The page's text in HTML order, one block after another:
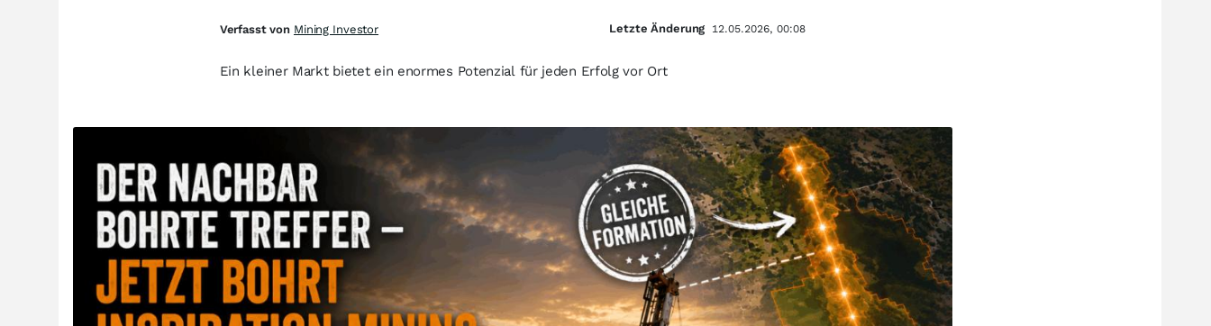
Ein kleiner Markt bietet ein enormes Potenzial für jeden Erfolg vor Ort
Verfasst von Mining Investor Letzte Änderung 12.05.2026, 00:08